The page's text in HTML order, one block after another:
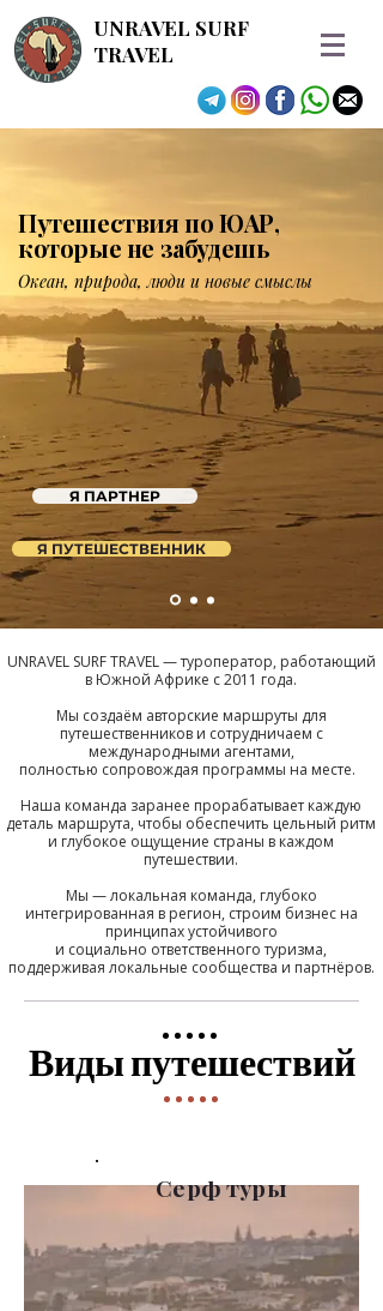
UNRAVEL SURF
TRAVEL
Путешествия по ЮАР,
которые не забудешь
Океан, природа, люди и новые смыслы
Я ПАРТНЕР
Я ПУТЕШЕСТВЕННИК
​UNRAVEL SURF TRAVEL — туроператор, работающий
в Южной Африке с 2011 года.
​Мы создаём авторские маршруты для
путешественников и сотрудничаем с
международными агентами,
полностью сопровождая программы на месте.
Наша команда заранее прорабатывает каждую
деталь маршрута, чтобы обеспечить цельный ритм
и глубокое ощущение страны в каждом
путешествии.
​Мы — локальная команда, глубоко
интегрированная в регион, строим бизнес на
принципах устойчивого
и социально ответственного туризма,
поддерживая локальные сообщества и партнёров.
Виды путешествий
Виды путешествий
Серф туры